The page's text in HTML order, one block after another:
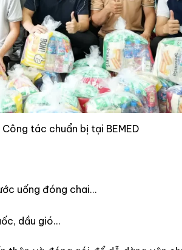
Công tác chuẩn bị tại BEMED
uống đóng chai…
dầu gió…